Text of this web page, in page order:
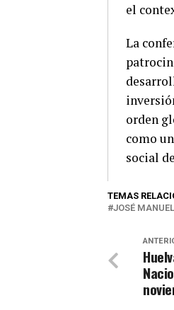
el
La
orden
como
social
TEMAS
JOSÉ